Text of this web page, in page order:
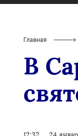
Главная
В